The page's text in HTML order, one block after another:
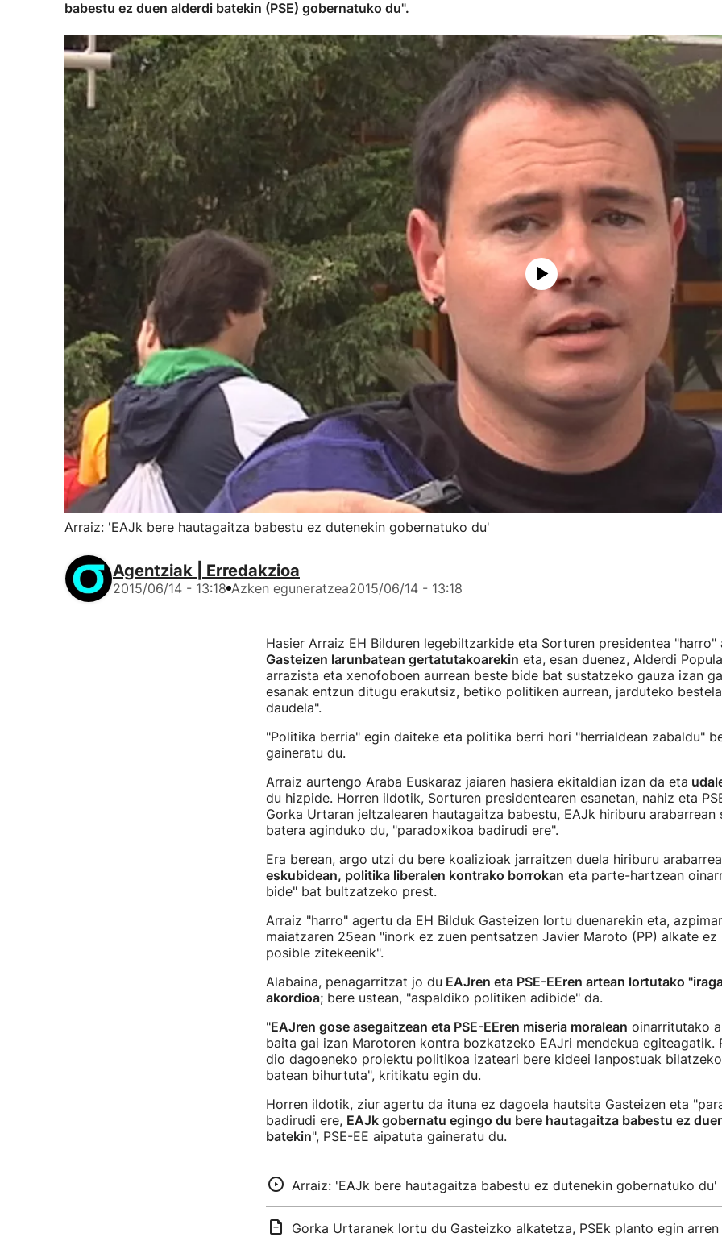
babestu ez duen alderdi batekin (PSE) gobernatuko du".
Arraiz: 'EAJk bere hautagaitza babestu ez dutenekin gobernatuko du'
Agentziak | Erredakzioa
2015/06/14 - 13:18 Azken eguneratzea2015/06/14 - 13:18
Hasier Arraiz EH Bilduren legebiltzarkide eta Sorturen presidentea "harro"
Gasteizen larunbatean gertatutakoarekin eta, esan duenez, Alderdi
arrazista eta xenofoboen aurrean beste bide bat sustatzeko gauza izan
esanak entzun ditugu erakutsiz, betiko politiken aurrean, jarduteko
daudela".
"Politika berria" egin daiteke eta politika berri hori "herrialdean zabaldu"
gaineratu du.
Arraiz aurtengo Araba Euskaraz jaiaren hasiera ekitaldian izan da eta
du hizpide. Horren ildotik, Sorturen presidentearen esanetan, nahiz eta
Gorka Urtaran jeltzalearen hautagaitza babestu, EAJk hiriburu arabarrean
batera aginduko du, "paradoxikoa badirudi ere".
Era berean, argo utzi du bere koalizioak jarraitzen duela hiriburu
eskubidean, politika liberalen kontrako borrokan eta parte-hartzean
bide" bat bultzatzeko prest.
Arraiz "harro" agertu da EH Bilduk Gasteizen lortu duenarekin eta,
maiatzaren 25ean "inork ez zuen pentsatzen Javier Maroto (PP) alkate ez
posible zitekeenik".
Alabaina, penagarritzat jo du EAJren eta PSE-EEren artean lortutako
akordioa; bere ustean, "aspaldiko politiken adibide" da.
"EAJren gose asegaitzean eta PSE-EEren miseria moralean oinarritutako
baita gai izan Marotoren kontra bozkatzeko EAJri mendekua egiteagatik.
dio dagoeneko proiektu politikoa izateari bere kideei lanpostuak
batean bihurtuta", kritikatu egin du.
Horren ildotik, ziur agertu da ituna ez dagoela hautsita Gasteizen eta
badirudi ere, EAJk gobernatu egingo du bere hautagaitza babestu ez
batekin", PSE-EE aipatuta gaineratu du.
Arraiz: 'EAJk bere hautagaitza babestu ez dutenekin gobernatuko du'
Gorka Urtaranek lortu du Gasteizko alkatetza, PSEk planto egin arren